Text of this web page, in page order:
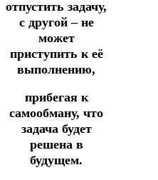
отпустить задачу,
с другой – не
может
приступить к её
выполнению,
прибегая к
самообману, что
задача будет
решена в
будущем.